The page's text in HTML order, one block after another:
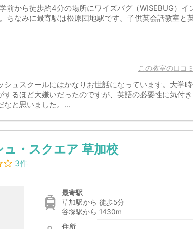
前から徒歩約4分の場所にワイズバグ（WISEBUG）イ
ちなみに最寄駅は松原団地駅です。子供英会話教室と
この教室の口コ
シュスクールにはかなりお世話になっています。大学
するほど大嫌いだったのですが、英語の必要性に気付
なと思いました。...
・スクエア 草加校
3件
最寄駅
草加駅から 徒歩5分
谷塚駅から 1430m
住所